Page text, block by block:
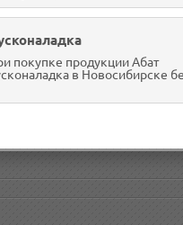
покупке продукции Абат
в Новосибирске